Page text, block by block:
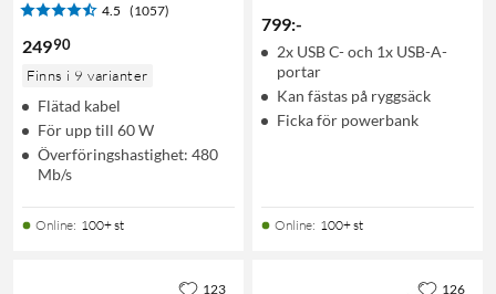
4.5 (1057)
24990
Finns i 9 varianter
Flätad kabel
För upp till 60 W
Överföringshastighet: 480
Mb/s
Online: 100+ st
799:-
2x USB C- och 1x USB-A-
portar
Kan fästas på ryggsäck
Ficka för powerbank
Online: 100+ st
123 126